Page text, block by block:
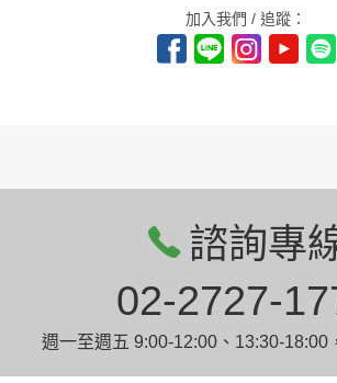
加入我們 / 追蹤：
諮詢專
02-2727-
週一至週五 9:00-12:00、13:30-18:00